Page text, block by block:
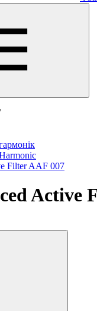
Filter AAF 007
Active